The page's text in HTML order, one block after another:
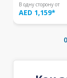
В одну сторону от
AED 1,159*